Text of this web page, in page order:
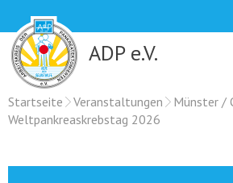
content
ADP e.V.
Startseite Veranstaltungen
Münster /
Weltpankreaskrebstag 2026